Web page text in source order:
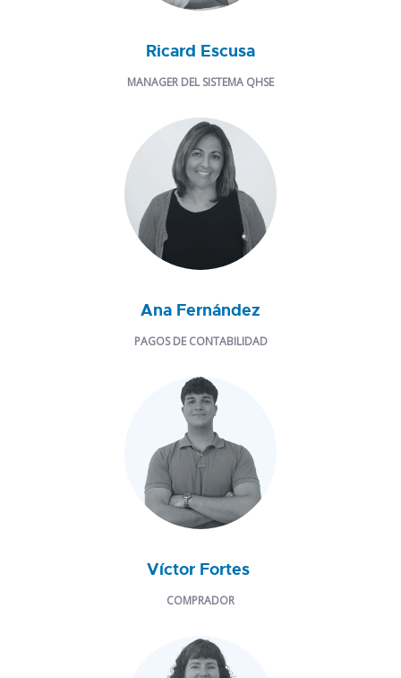
Ricard Escusa
MANAGER DEL SISTEMA QHSE
Ana Fernández
PAGOS DE CONTABILIDAD
Víctor Fortes
COMPRADOR